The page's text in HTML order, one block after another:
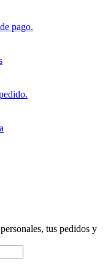
pago.
tus pedidos y